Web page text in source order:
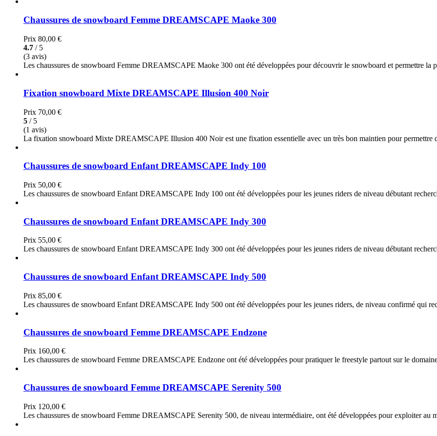
Chaussures de snowboard Femme DREAMSCAPE Maoke 300
Prix 80,00 €
4.7 / 5
(3 avis)
Les chaussures de snowboard Femme DREAMSCAPE Maoke 300 ont été développées pour découvrir le snowboard et permettre la
Fixation snowboard Mixte DREAMSCAPE Illusion 400 Noir
Prix 70,00 €
5 / 5
(1 avis)
La fixation snowboard Mixte DREAMSCAPE Illusion 400 Noir est une fixation essentielle avec un très bon maintien pour permettre
Chaussures de snowboard Enfant DREAMSCAPE Indy 100
Prix 50,00 €
Les chaussures de snowboard Enfant DREAMSCAPE Indy 100 ont été développées pour les jeunes riders de niveau débutant
Chaussures de snowboard Enfant DREAMSCAPE Indy 300
Prix 55,00 €
Les chaussures de snowboard Enfant DREAMSCAPE Indy 300 ont été développées pour les jeunes riders de niveau débutant
Chaussures de snowboard Enfant DREAMSCAPE Indy 500
Prix 85,00 €
Les chaussures de snowboard Enfant DREAMSCAPE Indy 500 ont été développées pour les jeunes riders, de niveau confirmé qui
Chaussures de snowboard Femme DREAMSCAPE Endzone
Prix 160,00 €
Les chaussures de snowboard Femme DREAMSCAPE Endzone ont été développées pour pratiquer le freestyle partout sur le
Chaussures de snowboard Femme DREAMSCAPE Serenity 500
Prix 120,00 €
Les chaussures de snowboard Femme DREAMSCAPE Serenity 500, de niveau intermédiaire, ont été développées pour exploiter au